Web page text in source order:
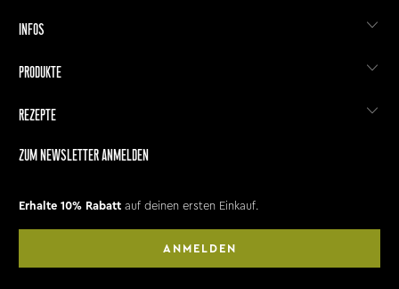
INFOS
PRODUKTE
REZEPTE
ZUM NEWSLETTER ANMELDEN
Erhalte 10% Rabatt auf deinen ersten Einkauf.
ANMELDEN